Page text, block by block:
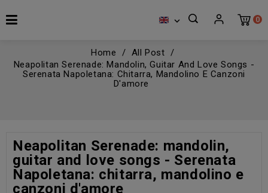
0

Home
All Post
Neapolitan Serenade: Mandolin, Guitar And Love Songs -
Serenata Napoletana: Chitarra, Mandolino E Canzoni
D'amore
Neapolitan Serenade: mandolin,
guitar and love songs - Serenata
Napoletana: chitarra, mandolino e
canzoni d'amore